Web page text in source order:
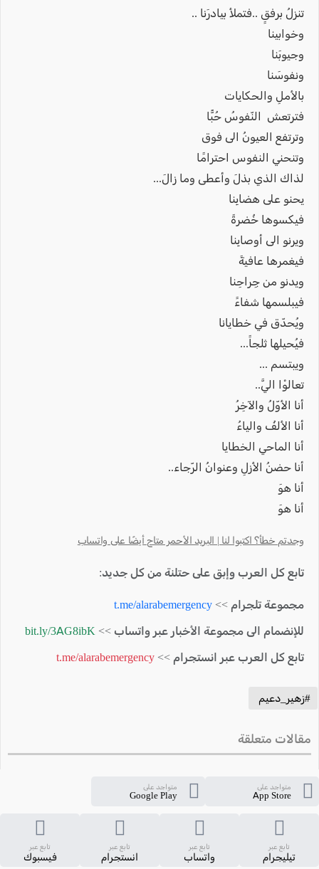
تنزلُ برفقٍ ..فتملأ بيادرَنا ..
وخوابينا
وجيوبَنا
ونفوسَنا
بالأملِ والحكايات
فترتعش النّفوسُ حُبًّا
وترتفع العيونُ الى فوق
وتنحني النفوس احترامًا
لذاك الذي بذلَ وأعطى وما زالَ...
يحنو على هضابِنا
فيكسوها خُضرةً
ويرنو الى أوصابِنا
فيغمرها عافيةً
ويدنو من جِراحِنا
فيبلسمها شفاءً
ويُحدّق في خطايانا
فيُحيلها ثلجاً...
ويبتسم ...
تعالوْا اليَّ..
أنا الأوّلُ والآخِرُ
أنا الألفُ والياءُ
أنا الماحي الخطايا
أنا حضنُ الأزلِ وعنوانُ الرّجاء..
أنا هوَ
أنا هوَ
وجدتم خطأ؟ اكتبوا لنا | البريد الأحمر متاح أيضًا على واتساب
تابع كل العرب وإبق على حتلنة من كل جديد:
مجموعة تلجرام >> t.me/alarabemergency
للإنضمام الى مجموعة الأخبار عبر واتساب >> bit.ly/3AG8ibK
تابع كل العرب عبر انستجرام >> t.me/alarabemergency
#زهير_دعيم
مقالات متعلقة
متواجد على
App Store
متواجد على
Google Play
تابع عبر
تيليجرام
تابع عبر
واتساب
تابع عبر
انستجرام
تابع عبر
فيسبوك